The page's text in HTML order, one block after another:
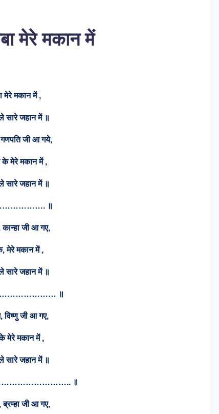
मेरे मकान में
मेरे मकान में ,
सारे जहान में ॥
जी आ गये,
के मेरे मकान में ,
सारे जहान में ॥
॥
जी आ गए,
मेरे मकान में ,
सारे जहान में ॥
॥
जी आ गए,
मेरे मकान में ,
सारे जहान में ॥
॥
जी आ गए,